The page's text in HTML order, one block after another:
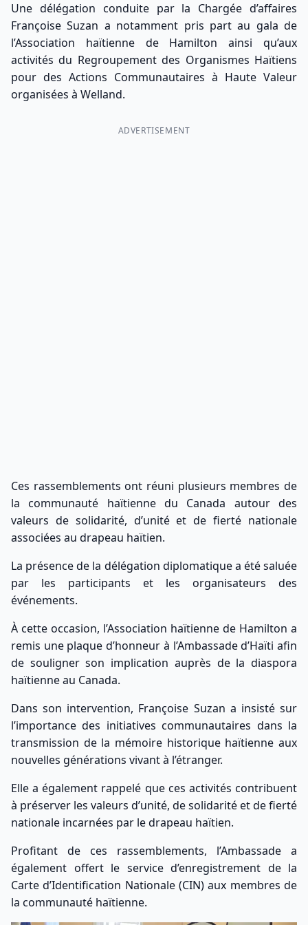
Une délégation conduite par la Chargée d’affaires
Françoise Suzan a notamment pris part au gala de
l’Association haïtienne de Hamilton ainsi qu’aux
activités du Regroupement des Organismes Haïtiens
pour des Actions Communautaires à Haute Valeur
organisées à Welland.
ADVERTISEMENT
Ces rassemblements ont réuni plusieurs membres de
la communauté haïtienne du Canada autour des
valeurs de solidarité, d’unité et de fierté nationale
associées au drapeau haïtien.
La présence de la délégation diplomatique a été saluée
par les participants et les organisateurs des
événements.
À cette occasion, l’Association haïtienne de Hamilton a
remis une plaque d’honneur à l’Ambassade d’Haïti afin
de souligner son implication auprès de la diaspora
haïtienne au Canada.
Dans son intervention, Françoise Suzan a insisté sur
l’importance des initiatives communautaires dans la
transmission de la mémoire historique haïtienne aux
nouvelles générations vivant à l’étranger.
Elle a également rappelé que ces activités contribuent
à préserver les valeurs d’unité, de solidarité et de fierté
nationale incarnées par le drapeau haïtien.
Profitant de ces rassemblements, l’Ambassade a
également offert le service d’enregistrement de la
Carte d’Identification Nationale (CIN) aux membres de
la communauté haïtienne.